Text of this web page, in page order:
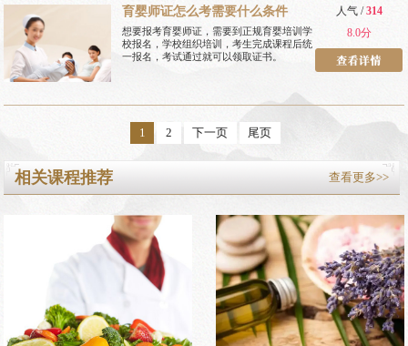
育婴师证怎么考需要什么条件
想要报考育婴师证，需要到正规育婴培训学
校报名，学校组织培训，考生完成课程后统
一报名，考试通过就可以领取证书。
人气 /314
8.0分
1 2 下一页 尾页
相关课程推荐 查看更多>>